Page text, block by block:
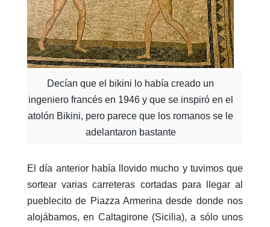
Decían que el bikini lo había creado un
ingeniero francés en 1946 y que se inspiró en el
atolón Bikini, pero parece que los romanos se le
adelantaron bastante
El día anterior había llovido mucho y tuvimos que
sortear varias carreteras cortadas para llegar al
pueblecito de Piazza Armerina desde donde nos
alojábamos, en Caltagirone (Sicilia), a sólo unos